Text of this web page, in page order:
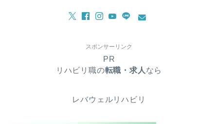
スポンサーリンク
PR
リハビリ職の転職・求人 なら
レバウェルリハビリ